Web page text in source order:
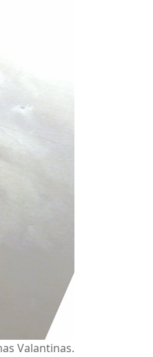
Valantinas.